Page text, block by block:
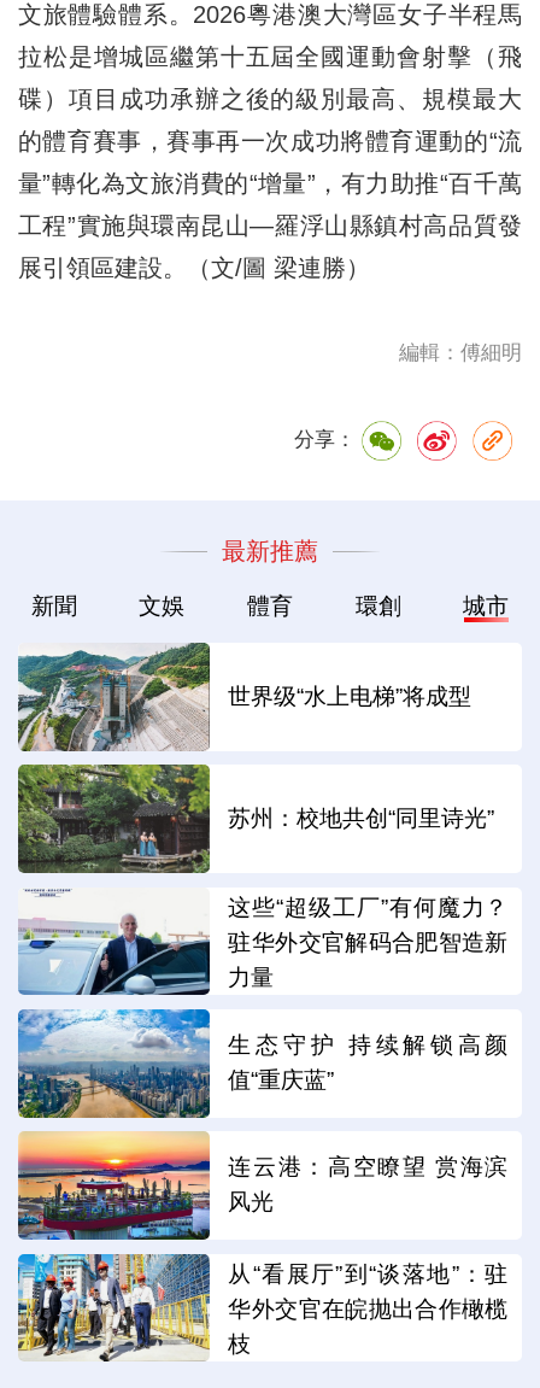
文旅體驗體系。2026粵港澳大灣區女子半程馬
拉松是增城區繼第十五屆全國運動會射擊（飛
碟）項目成功承辦之後的級別最高、規模最大
的體育賽事，賽事再一次成功將體育運動的“流
量”轉化為文旅消費的“增量”，有力助推“百千萬
工程”實施與環南昆山—羅浮山縣鎮村高品質發
展引領區建設。（文/圖 梁連勝）
編輯：傅細明
分享：
最新推薦
新聞 文娛 體育 環創 城市
世界级“水上电梯”将成型
苏州：校地共创“同里诗光”
这些“超级工厂”有何魔力？
驻华外交官解码合肥智造新
力量
生态守护 持续解锁高颜
值“重庆蓝”
连云港：高空瞭望 赏海滨
风光
从“看展厅”到“谈落地”：驻
华外交官在皖抛出合作橄榄
枝